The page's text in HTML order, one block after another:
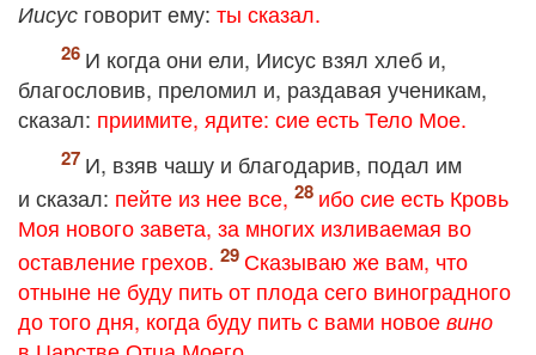
Иисус говорит ему: ты сказал.
И когда они ели, Иисус взял хлеб и,
благословив, преломил и, раздавая ученикам,
сказал: приимите, ядите: сие есть Тело Мое.
И, взяв чашу и благодарив, подал им
и сказал: пейте из нее все,
ибо сие есть Кровь
Моя нового завета, за многих изливаемая во
оставление грехов.
Сказываю же вам, что
отныне не буду пить от плода сего виноградного
до того дня, когда буду пить с вами новое вино